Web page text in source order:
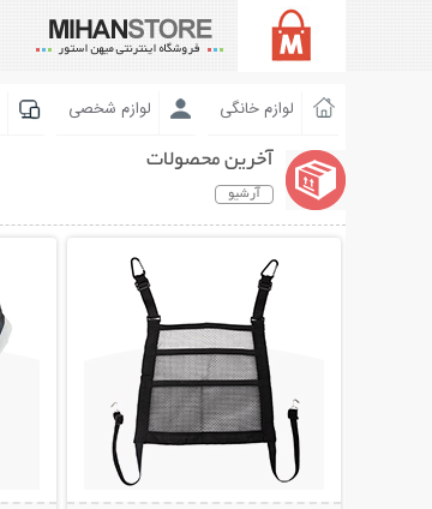
لوازم خانگی لوازم شخصی
آخرین محصولات
آرشیو